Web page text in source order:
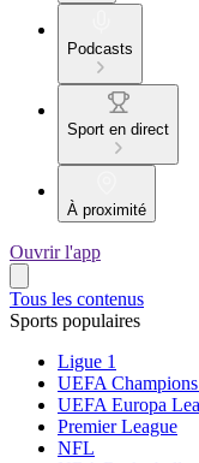
Podcasts
Sport en direct
À proximité
Ouvrir l'app
Tous les contenus
Sports populaires
Ligue 1
UEFA
UEFA Europa
Premier League
NFL